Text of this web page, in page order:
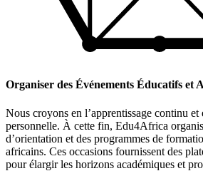
Organiser des Événements Éducatifs et
Nous croyons en l’apprentissage continu et
personnelle. À cette fin, Edu4Africa
d’orientation et des programmes de
africains. Ces occasions fournissent des
pour élargir les horizons académiques et